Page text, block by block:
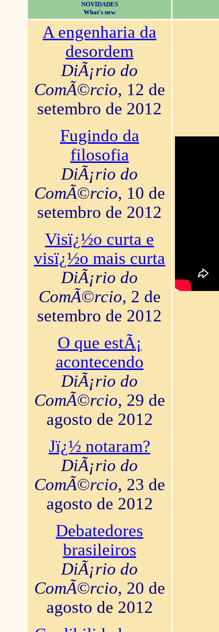
NOVIDADES
What's new
A engenharia da
desordem
DiÃ¡rio do
ComÃ©rcio, 12 de
setembro de 2012
Fugindo da
filosofia
DiÃ¡rio do
ComÃ©rcio, 10 de
setembro de 2012
Visï¿½o curta e
visï¿½o mais curta
DiÃ¡rio do
ComÃ©rcio, 2 de
setembro de 2012
O que estÃ¡
acontecendo
DiÃ¡rio do
ComÃ©rcio, 29 de
agosto de 2012
Jï¿½ notaram?
DiÃ¡rio do
ComÃ©rcio, 23 de
agosto de 2012
Debatedores
brasileiros
DiÃ¡rio do
ComÃ©rcio, 20 de
agosto de 2012